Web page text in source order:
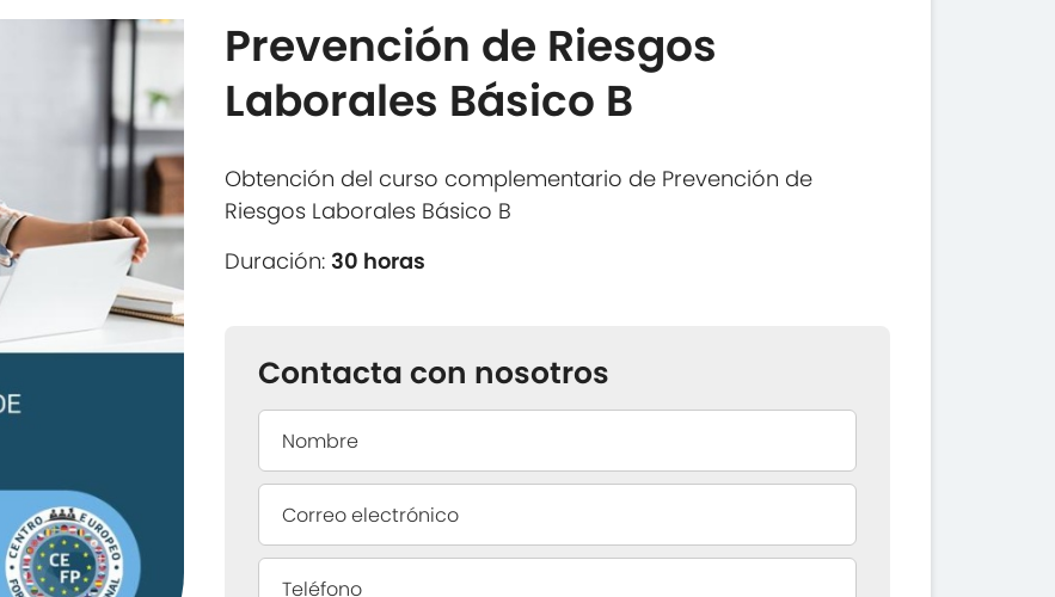
Prevención de Riesgos
Laborales Básico B
Obtención del curso complementario de Prevención de
Riesgos Laborales Básico B
Duración: 30 horas
Contacta con nosotros